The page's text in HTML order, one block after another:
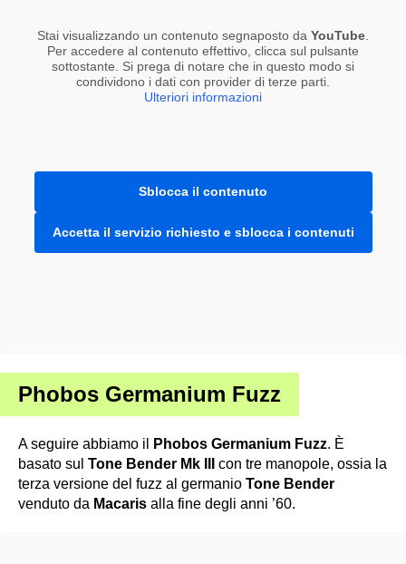
Stai visualizzando un contenuto segnaposto da YouTube
Per accedere al contenuto effettivo, clicca sul pulsante
sottostante. Si prega di notare che in questo modo si
condividono i dati con provider di terze parti.
Ulteriori informazioni
Sblocca il contenuto
Accetta il servizio richiesto e sblocca i contenuti
Phobos Germanium Fuzz
A seguire abbiamo il Phobos Germanium Fuzz. È
basato sul Tone Bender Mk III
con tre manopole, ossia la
terza versione del fuzz al germanio Tone Bender
venduto da Macaris alla fine degli anni ’60.